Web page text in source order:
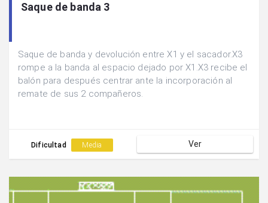
Saque de banda 3
Saque de banda y devolución entre X1 y el sacador.X3
rompe a la banda al espacio dejado por X1.X3 recibe el
balón para después centrar ante la incorporación al
remate de sus 2 compañeros.
Dificultad Media Ver